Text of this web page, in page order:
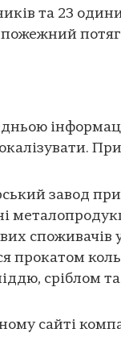
та 23
завод
споживачів
прокатом
сріблом
сайті